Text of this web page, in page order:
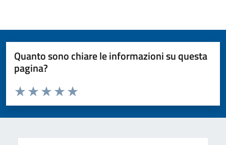
Quanto sono chiare le informazioni su questa
pagina?
Valuta da 1 a 5 stelle la pagina
Valuta 5 stelle su 5
Valuta 4 stelle su 5
Valuta 3 stelle su 5
Valuta 2 stelle su 5
Valuta 1 stelle su 5